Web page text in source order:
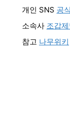
개인 SNS 공
소속사 조갑
참고 나무위키